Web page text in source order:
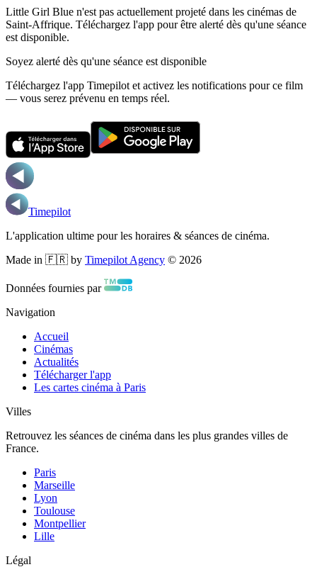
Little Girl Blue n'est pas actuellement projeté dans les cinémas de
Saint-Affrique. Téléchargez l'app pour être alerté dès qu'une séance
est disponible.
Soyez alerté dès qu'une séance est disponible
Téléchargez l'app Timepilot et activez les notifications pour ce film
— vous serez prévenu en temps réel.
Timepilot
L'application ultime pour les horaires & séances de cinéma.
Made in 🇫🇷 by Timepilot Agency © 2026
Données fournies par
Navigation
Accueil
Cinémas
Actualités
Télécharger l'app
Les cartes cinéma à Paris
Villes
Retrouvez les séances de cinéma dans les plus grandes villes de
France.
Paris
Marseille
Lyon
Toulouse
Montpellier
Lille
Légal